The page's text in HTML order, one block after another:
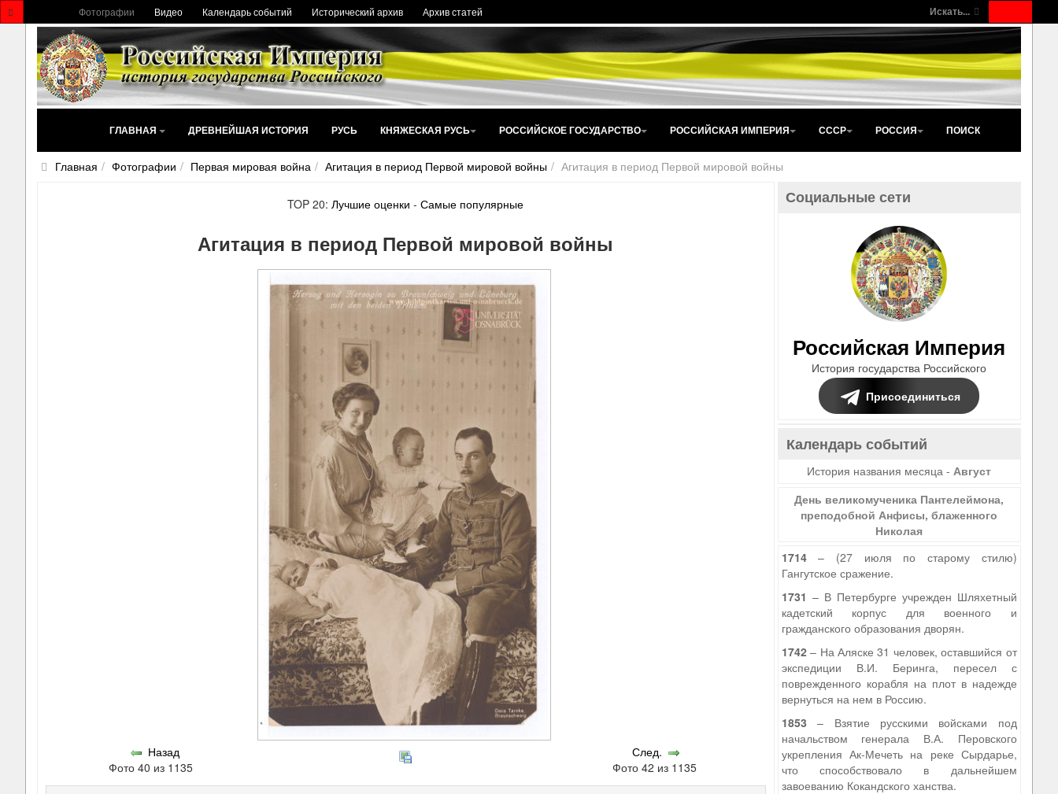
Искать...
Фотографии Видео Календарь событий Исторический архив Архив статей
ГЛАВНАЯ ДРЕВНЕЙШАЯ ИСТОРИЯ РУСЬ КНЯЖЕСКАЯ РУСЬ РОССИЙСКОЕ ГОСУДАРСТВО РОССИЙСКАЯ ИМПЕРИЯ СССР РОССИЯ ПОИСК
Главная Фотографии Первая мировая война Агитация в период Первой мировой войны Агитация в период Первой мировой войны
TOP 20:Лучшие оценки -Самые популярные
Агитация в период Первой мировой войны
Назад
Фото 40 из 1135
След.
Фото 42 из 1135
Социальные сети
Российская Империя
История государства Российского
Присоединиться
Календарь событий
История названия месяца -Август
День великомученика Пантелеймона,
преподобной Анфисы, блаженного
Николая
1714– (27 июля по старому стилю)
Гангутское сражение.
1731 – В Петербурге учрежден Шляхетный
кадетский корпус для военного и
гражданского образования дворян.
1742– На Аляске 31 человек, оставшийся от
экспедиции В.И. Беринга, пересел с
поврежденного корабля на плот в надежде
вернуться на нем в Россию.
1853 – Взятие русскими войсками под
начальством генерала В.А. Перовского
укрепления Ак-Мечеть на реке Сырдарье,
что способствовало в дальнейшем
завоеванию Кокандского ханства.